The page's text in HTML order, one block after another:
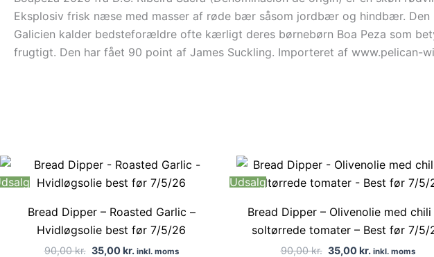
Eksplosiv frisk næse med masser af røde bær såsom jordbær og hindbær.
Galicien kalder bedsteforældre ofte kærligt deres børnebørn Boa Peza som
frugtigt. Den har fået 90 point af James Suckling. Importeret af www.pelican-
Bread Dipper – Roasted Garlic –
Hvidløgsolie best før 7/5/26
90,00kr.
Den
oprindelige
pris
90,00 kr..
35,00kr.
Den
aktuelle
pris
35,00 kr..
inkl. moms
Udsalg
Bread Dipper – Olivenolie med
soltørrede tomater – Best før 7/5/
90,00kr.
Den
oprindelige
pris
90,00 kr..
35,00kr.
Den
aktuelle
pris
35,00 kr..
inkl. moms